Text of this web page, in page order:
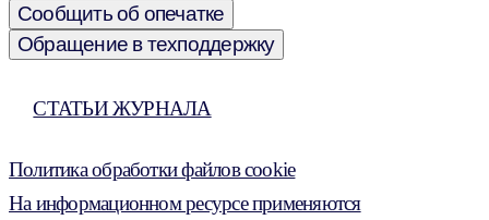
Сообщить об опечатке
Обращение в техподдержку
СТАТЬИ ЖУРНАЛА
Политика обработки файлов cookie
На информационном ресурсе применяются